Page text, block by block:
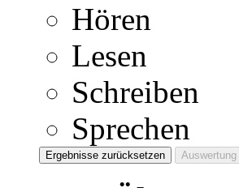
Hören
Lesen
Schreiben
Sprechen
Ergebnisse zurücksetzen